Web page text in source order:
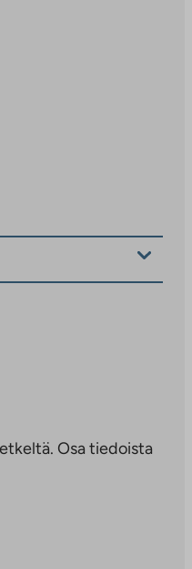
Osa tiedoista